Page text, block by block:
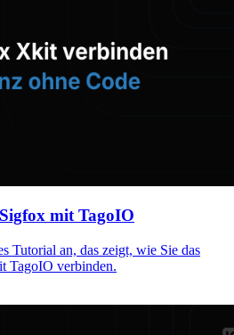
mit TagoIO
Tutorial an, das zeigt, wie Sie das
TagoIO verbinden.